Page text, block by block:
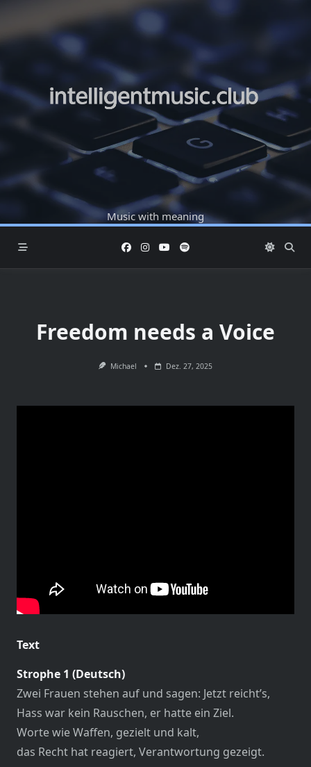
content
Music with meaning
Freedom needs a Voice
Michael Dez. 27, 2025
Text
Strophe 1 (Deutsch)
Zwei Frauen stehen auf und sagen: Jetzt reicht’s,
Hass war kein Rauschen, er hatte ein Ziel.
Worte wie Waffen, gezielt und kalt,
das Recht hat reagiert, Verantwortung gezeigt.